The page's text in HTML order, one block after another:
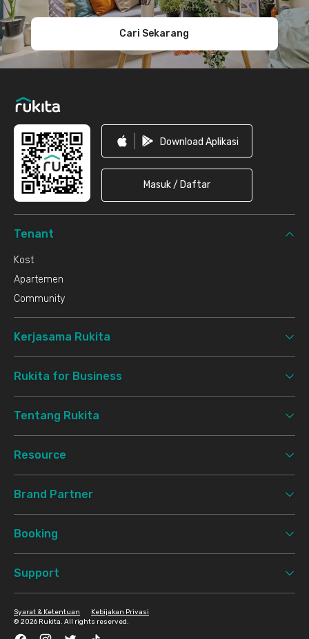
Cari Sekarang
Download Aplikasi
Masuk / Daftar
Tenant
Kost
Apartemen
Community
Kerjasama Rukita
Rukita for Business
Tentang Rukita
Resource
Brand Partner
Booking
Support
© 2026 Rukita. All rights reserved.
Syarat & Ketentuan Kebijakan Privasi
FacebookInstagramTwitter TikTok